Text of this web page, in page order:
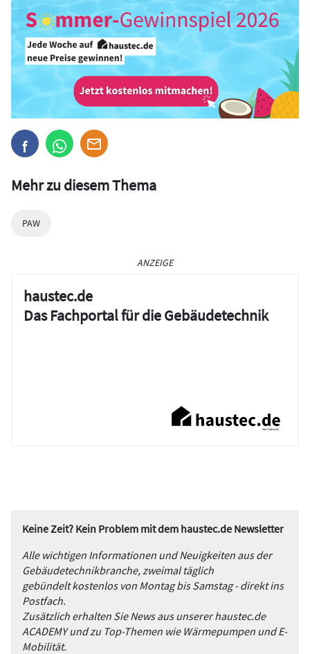
Mehr zu diesem Thema
PAW
ANZEIGE
haustec.de
Das Fachportal für die Gebäudetechnik
Keine Zeit? Kein Problem mit dem haustec.de Newsletter
Alle wichtigen Informationen und Neuigkeiten aus der
Gebäudetechnikbranche, zweimal täglich
gebündelt kostenlos von Montag bis Samstag - direkt ins
Postfach.
Zusätzlich erhalten Sie News aus unserer haustec.de
ACADEMY und zu Top-Themen wie Wärmepumpen und E-
Mobilität.